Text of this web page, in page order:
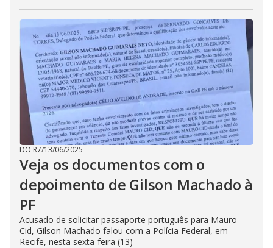
DO R7/13/06/2025
Veja os documentos com o
depoimento de Gilson Machado à
PF
Acusado de solicitar passaporte português para Mauro
Cid, Gilson Machado falou com a Polícia Federal, em
Recife, nesta sexta-feira (13)